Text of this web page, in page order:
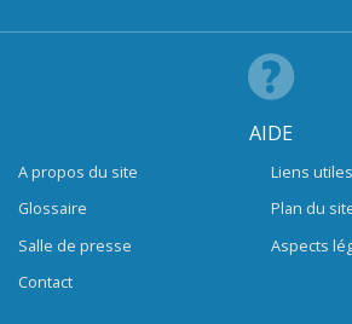
AIDE
A propos du site
Glossaire
Salle de presse
Contact
Liens utiles
Plan du
Aspects